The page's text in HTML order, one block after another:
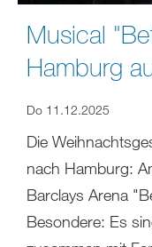
Musical
Hamburg
Do 11.12.2025
Die
nach Hamburg:
Barclays Arena
Besondere: Es